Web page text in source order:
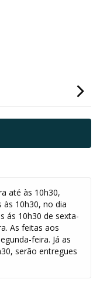
até às 10h30,
às 10h30, no dia
ás 10h30 de sexta-
As feitas aos
feira. Já as
serão entregues